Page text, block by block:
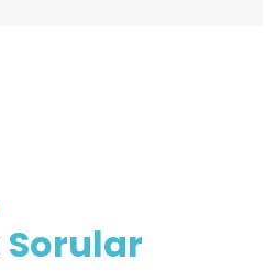
Sorular